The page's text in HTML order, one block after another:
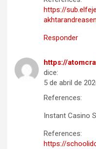
https://
Responder
https://
dice:
5 de abril de
References:
Instant Casino
References:
https://